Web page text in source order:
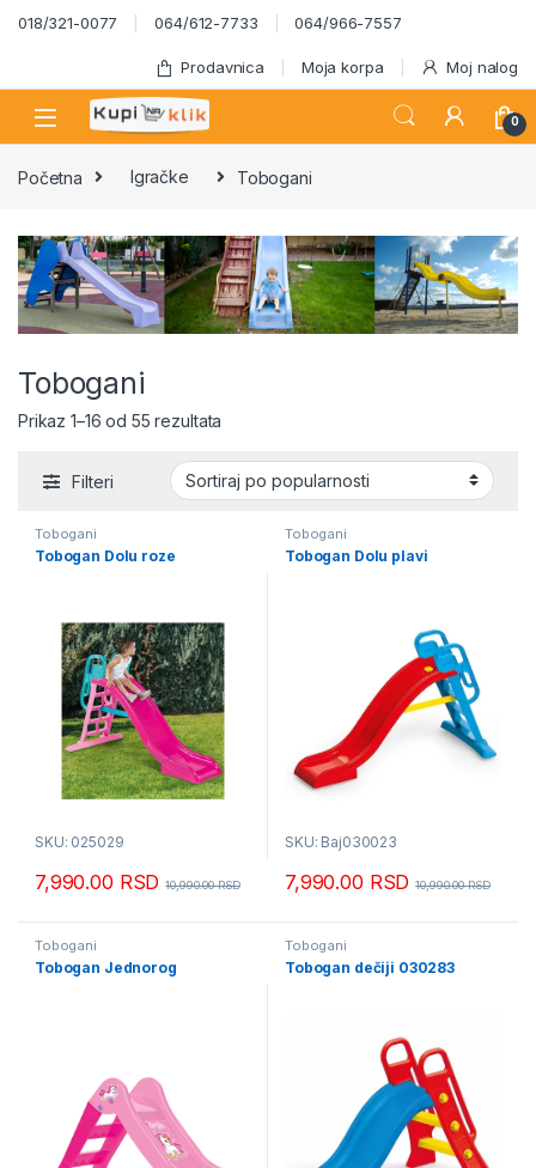
Skip to navigation
Skip to content
018/321-0077 064/612-7733 064/966-7557
Prodavnica Moja korpa Moj nalog
0
Početna Igračke Tobogani
Tobogani
Prikaz 1–16 od 55 rezultata
Filteri
Tobogani
Tobogan Dolu roze
SKU: 025029
7,990.00 RSD 10,990.00RSD
Tobogani
Tobogan Dolu plavi
SKU: Baj030023
7,990.00 RSD 10,990.00RSD
Tobogani
Tobogan Jednorog
Tobogani
Tobogan dečiji 030283